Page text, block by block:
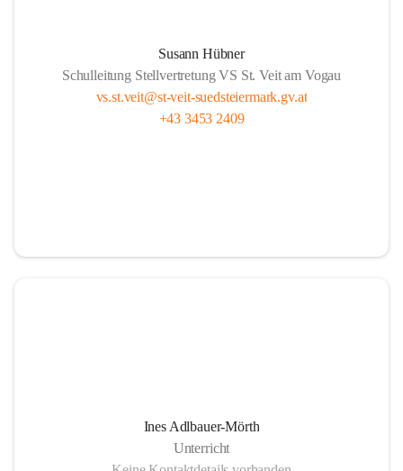
Susann Hübner
Schulleitung Stellvertretung VS St. Veit am Vogau
vs.st.veit@st-veit-suedsteiermark.gv.at
+43 3453 2409
Ines Adlbauer-Mörth
Unterricht